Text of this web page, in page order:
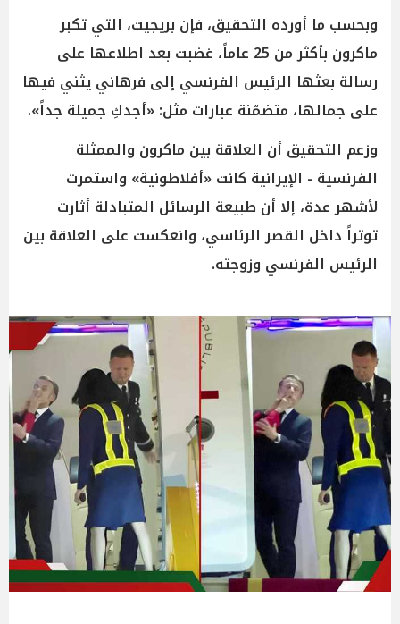
وبحسب ما أورده التحقيق، فإن بريجيت، التي تكبر
ماكرون بأكثر من 25 عاماً، غضبت بعد اطلاعها على
رسالة بعثها الرئيس الفرنسي إلى فرهاني يثني فيها
على جمالها، متضمّنة عبارات مثل: «أجدكِ جميلة جداً».
وزعم التحقيق أن العلاقة بين ماكرون والممثلة
الفرنسية - الإيرانية كانت «أفلاطونية» واستمرت
لأشهر عدة، إلا أن طبيعة الرسائل المتبادلة أثارت
توتراً داخل القصر الرئاسي، وانعكست على العلاقة بين
الرئيس الفرنسي وزوجته.